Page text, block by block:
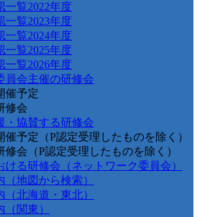
一覧2022年度
一覧2023年度
一覧2024年度
一覧2025年度
一覧2026年度
員会主催の研修会
催予定
修会
・協賛する研修会
催予定（P認定受理したものを除く）
修会（P認定受理したものを除く）
ける研修会（ネットワーク委員会）
（地図から検索）
（北海道・東北）
（関東）